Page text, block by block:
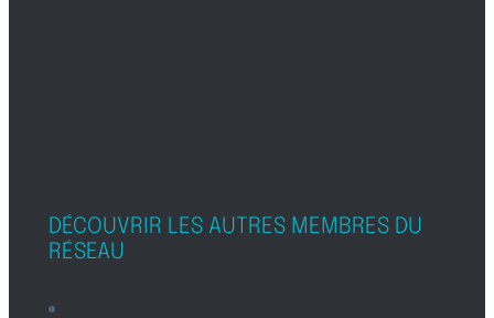
DÉCOUVRIR LES AUTRES MEMBRES DU
RÉSEAU